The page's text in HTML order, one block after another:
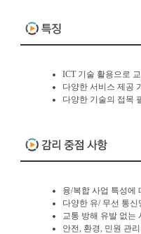
ICT 기술 활용으로
다양한 서비스 제공
다양한 기술의 접목
융/복합 사업 특성에
다양한 유/ 무선 통신
교통 방해 유발 없는
안전, 환경, 민원 관